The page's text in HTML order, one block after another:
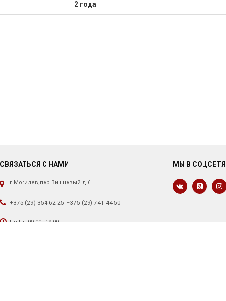
2 года
СВЯЗАТЬСЯ С НАМИ
г.Могилев,пер.Вишневый д.6
+375 (29) 354 62 25 +375 (29) 741 44 50
Пн-Пт: 09.00 - 19.00
МЫ В